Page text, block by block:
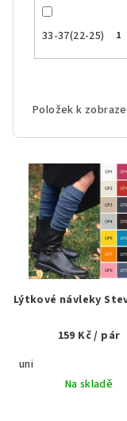
33-37(22-25) 1
Položek k
Lýtkové návleky
159 Kč/ pár
uni
Na skladě